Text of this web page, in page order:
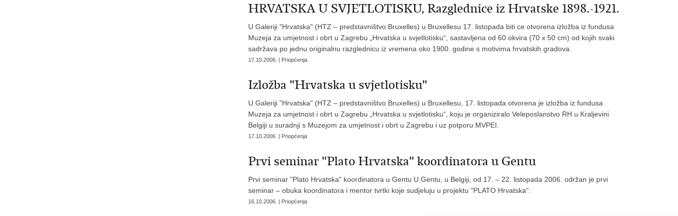
HRVATSKA U SVJETLOTISKU, Razglednice iz Hrvatske 1898.-1921.
U Galeriji "Hrvatska" (HTZ – predstavništvo Bruxelles) u Bruxellesu 17. listopada biti ce otvorena izložba iz fundusa
Muzeja za umjetnost i obrt u Zagrebu „Hrvatska u svjetlotisku“, sastavljena od 60 okvira (70 x 50 cm) od kojih svaki
sadržava po jednu originalnu razglednicu iz vremena oko 1900. godine s motivima hrvatskih gradova.
17.10.2006. | Priopćenja
Izložba "Hrvatska u svjetlotisku"
U Galeriji "Hrvatska" (HTZ – predstavništvo Bruxelles) u Bruxellesu, 17. listopada otvorena je izložba iz fundusa
Muzeja za umjetnost i obrt u Zagrebu „Hrvatska u svjetlotisku“, koju je organiziralo Veleposlanstvo RH u Kraljevini
Belgiji u suradnji s Muzejom za umjetnost i obrt u Zagrebu i uz potporu MVPEI.
17.10.2006. | Priopćenja
Prvi seminar "Plato Hrvatska" koordinatora u Gentu
Prvi seminar "Plato Hrvatska" koordinatora u Gentu U Gentu, u Belgiji, od 17. – 22. listopada 2006. održan je prvi
seminar – obuka koordinatora i mentor tvrtki koje sudjeluju u projektu "PLATO Hrvatska".
16.10.2006. | Priopćenja